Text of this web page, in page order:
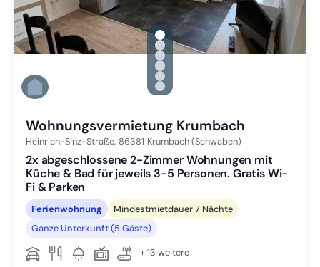
gallery.slide_selector
Zu Slide 1 wechseln
Zu Slide 2 wechseln
Zu Slide 3 wechseln
Zu Slide 4 wechseln
Zu Slide 5 wechseln
Zu Slide 6 wechseln
Wohnungsvermietung Krumbach
Heinrich-Sinz-Straße, 86381 Krumbach (Schwaben)
2x abgeschlossene 2-Zimmer Wohnungen mit
Küche & Bad für jeweils 3-5 Personen. Gratis Wi-
Fi & Parken
Ferienwohnung
Mindestmietdauer 7 Nächte
Ganze Unterkunft (5 Gäste)
+ 13 weitere